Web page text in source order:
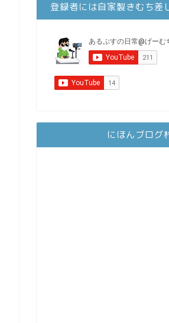
登録者には自家製きむち差
にほんブログ